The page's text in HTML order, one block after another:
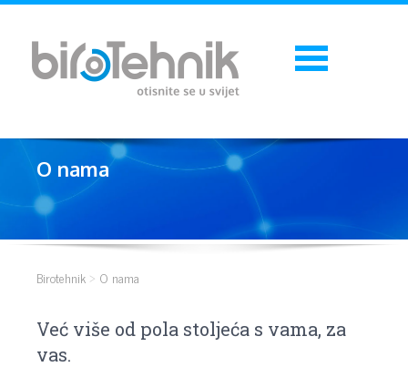
O nama
Birotehnik O nama
Već više od pola stoljeća s vama, za
vas.